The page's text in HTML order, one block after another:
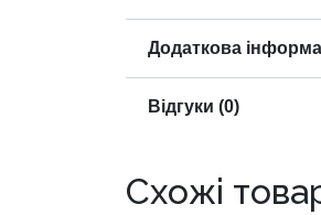
Додаткова
Відгуки (0)
Схожі